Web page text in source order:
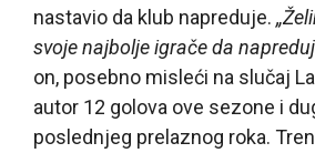
nastavio da klub napreduje.
svoje najbolje igrače da
on, posebno misleći na slučaj
autor 12 golova ove sezone i
poslednjeg prelaznog roka.